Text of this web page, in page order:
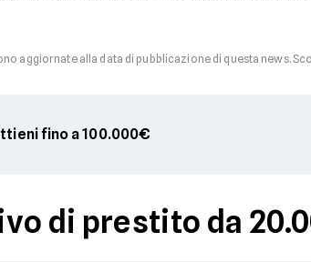
aggiornate alla data di pubblicazione di questa news.
fino a 100.000€
di prestito da